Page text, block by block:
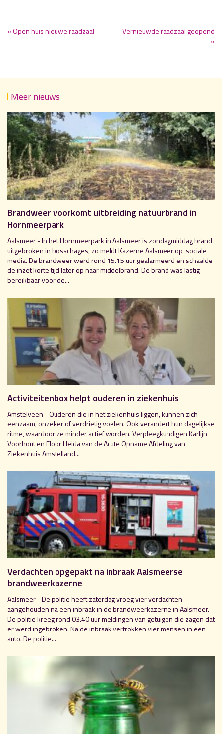
« Open huis nieuwe raadzaal
Vernieuwde raadzaal geopend
»
Meer nieuws
Brandweer voorkomt uitbreiding natuurbrand in
Hornmeerpark
Aalsmeer - In het Hornmeerpark in Aalsmeer is zondagmiddag brand
uitgebroken in bosschages, zo meldt Kazerne Aalsmeer op sociale
media. De brandweer werd rond 15.15 uur gealarmeerd en schaalde
de inzet korte tijd later op naar middelbrand. De brand was lastig
bereikbaar voor de...
Activiteitenbox helpt ouderen in ziekenhuis
Amstelveen - Ouderen die in het ziekenhuis liggen, kunnen zich
eenzaam, onzeker of verdrietig voelen. Ook verandert hun dagelijkse
ritme, waardoor ze minder actief worden. Verpleegkundigen Karlijn
Voorhout en Floor Heida van de Acute Opname Afdeling van
Ziekenhuis Amstelland...
Verdachten opgepakt na inbraak Aalsmeerse
brandweerkazerne
Aalsmeer - De politie heeft zaterdag vroeg vier verdachten
aangehouden na een inbraak in de brandweerkazerne in Aalsmeer.
De politie kreeg rond 03.40 uur meldingen van getuigen die zagen dat
er werd ingebroken. Na de inbraak vertrokken vier mensen in een
auto. De politie...